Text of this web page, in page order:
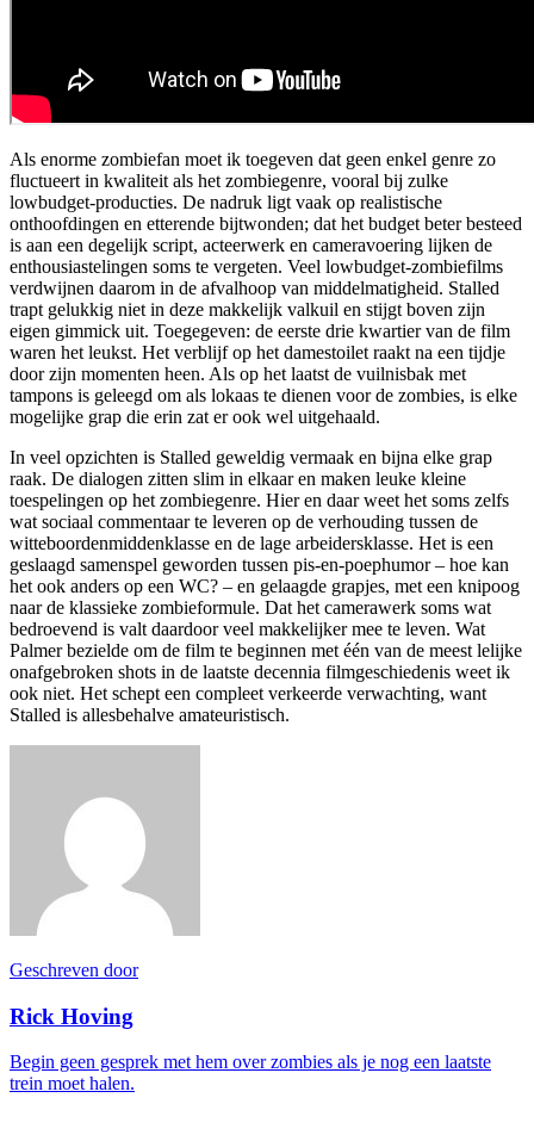
Als enorme zombiefan moet ik toegeven dat geen enkel genre zo
fluctueert in kwaliteit als het zombiegenre, vooral bij zulke
lowbudget-producties. De nadruk ligt vaak op realistische
onthoofdingen en etterende bijtwonden; dat het budget beter besteed
is aan een degelijk script, acteerwerk en cameravoering lijken de
enthousiastelingen soms te vergeten. Veel lowbudget-zombiefilms
verdwijnen daarom in de afvalhoop van middelmatigheid. Stalled
trapt gelukkig niet in deze makkelijk valkuil en stijgt boven zijn
eigen gimmick uit. Toegegeven: de eerste drie kwartier van de film
waren het leukst. Het verblijf op het damestoilet raakt na een tijdje
door zijn momenten heen. Als op het laatst de vuilnisbak met
tampons is geleegd om als lokaas te dienen voor de zombies, is elke
mogelijke grap die erin zat er ook wel uitgehaald.
In veel opzichten is Stalled geweldig vermaak en bijna elke grap
raak. De dialogen zitten slim in elkaar en maken leuke kleine
toespelingen op het zombiegenre. Hier en daar weet het soms zelfs
wat sociaal commentaar te leveren op de verhouding tussen de
witteboordenmiddenklasse en de lage arbeidersklasse. Het is een
geslaagd samenspel geworden tussen pis-en-poephumor – hoe kan
het ook anders op een WC? – en gelaagde grapjes, met een knipoog
naar de klassieke zombieformule. Dat het camerawerk soms wat
bedroevend is valt daardoor veel makkelijker mee te leven. Wat
Palmer bezielde om de film te beginnen met één van de meest lelijke
onafgebroken shots in de laatste decennia filmgeschiedenis weet ik
ook niet. Het schept een compleet verkeerde verwachting, want
Stalled is allesbehalve amateuristisch.
Geschreven door
Rick Hoving
Begin geen gesprek met hem over zombies als je nog een laatste
trein moet halen.